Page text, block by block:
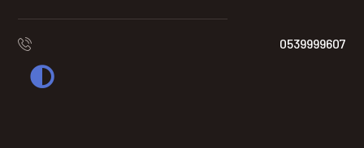
0539999607